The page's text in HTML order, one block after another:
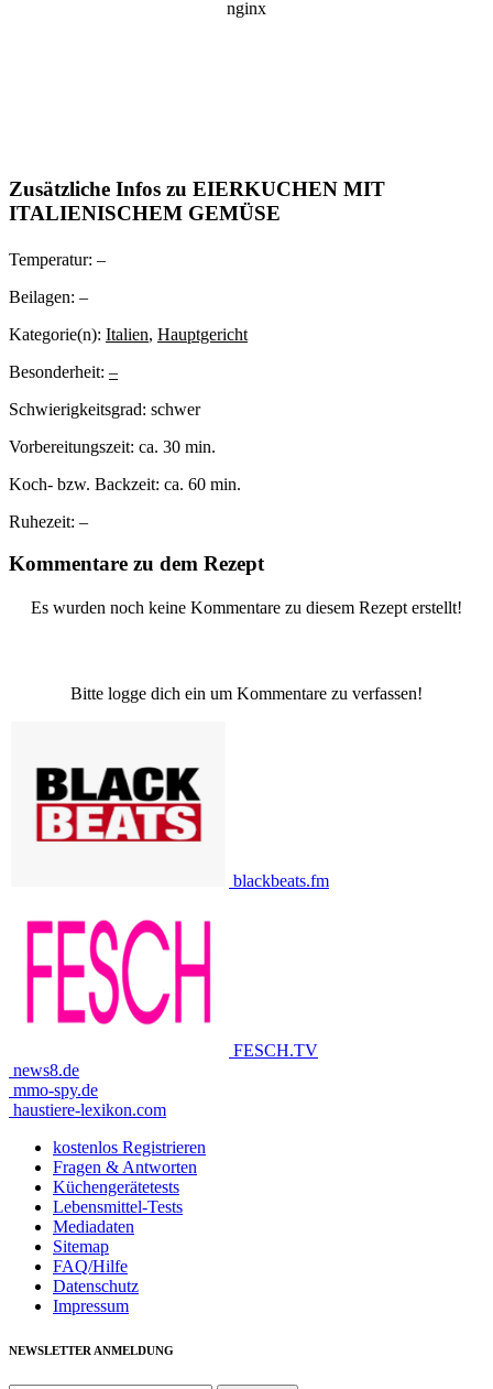
Zusätzliche Infos zu EIERKUCHEN MIT
ITALIENISCHEM GEMÜSE
Temperatur: –
Beilagen: –
Kategorie(n): Italien, Hauptgericht
Besonderheit: –
Schwierigkeitsgrad: schwer
Vorbereitungszeit: ca. 30 min.
Koch- bzw. Backzeit: ca. 60 min.
Ruhezeit: –
Kommentare zu dem Rezept
Es wurden noch keine Kommentare zu diesem Rezept erstellt!
Bitte logge dich ein um Kommentare zu verfassen!
blackbeats.fm
FESCH.TV
news8.de
mmo-spy.de
haustiere-lexikon.com
kostenlos Registrieren
Fragen & Antworten
Küchengerätetests
Lebensmittel-Tests
Mediadaten
Sitemap
FAQ/Hilfe
Datenschutz
Impressum
NEWSLETTER ANMELDUNG